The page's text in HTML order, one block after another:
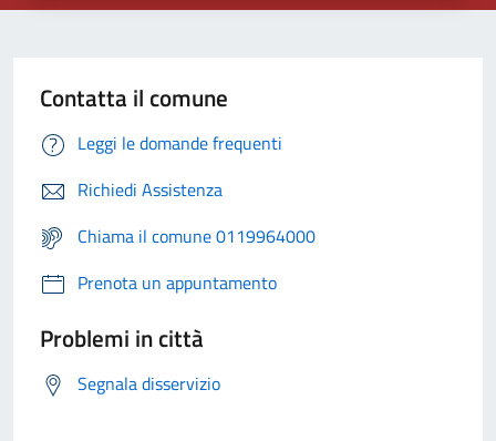
Contatta il comune
Leggi le domande frequenti
Richiedi Assistenza
Chiama il comune 0119964000
Prenota un appuntamento
Problemi in città
Segnala disservizio